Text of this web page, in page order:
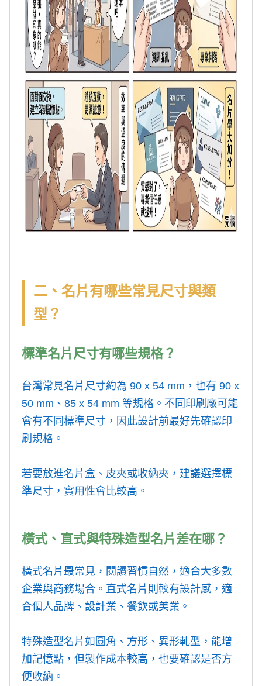
二、名片有哪些常見尺寸與類
型？
標準名片尺寸有哪些規格？
台灣常見名片尺寸約為 90 x 54 mm，也有 90 x
50 mm、85 x 54 mm 等規格。不同印刷廠可能
會有不同標準尺寸，因此設計前最好先確認印
刷規格。
若要放進名片盒、皮夾或收納夾，建議選擇標
準尺寸，實用性會比較高。
橫式、直式與特殊造型名片差在哪？
橫式名片最常見，閱讀習慣自然，適合大多數
企業與商務場合。直式名片則較有設計感，適
合個人品牌、設計業、餐飲或美業。
特殊造型名片如圓角、方形、異形軋型，能增
加記憶點，但製作成本較高，也要確認是否方
便收納。